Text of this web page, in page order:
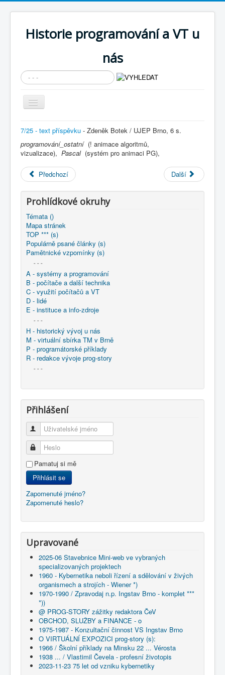
Historie programování a VT u
nás
Vyhledávání...
Přepnout
navigaci
AKTUÁLNÍ NOVINKY
Cíle expozice
Současnost SW a IT
KNIHOVNA
Historické počítače
COBOL
O nás
: větší souhrnné komplety
: Programování / Tvorba SW Ostrava - 1975-2014
1985-1994 - Prog-Tsw 2/4
1987 - Programování Ostrava (: sborník)
1987 - Programovací systémy pro animaci algoritmů
7/25 - text příspěvku - Zdeněk Botek / UJEP Brno, 6 s.
programování_ostatní (! animace algoritmů,
vizualizace), Pascal (systém pro animaci PG),
Předchozí Další
Prohlídkové okruhy
Témata ()
Mapa stránek
TOP *** (s)
Populárně psané články (s)
Pamětnické vzpomínky (s)
- - -
A - systémy a programování
B - počítače a další technika
C - využití počítačů a VT
D - lidé
E - instituce a info-zdroje
- - -
H - historický vývoj u nás
M - virtuální sbírka TM v Brně
P - programátorské příklady
R - redakce vývoje prog-story
- - -
Přihlášení
Uživatelské jméno
Heslo
Pamatuj si mě
Přihlásit se
Zapomenuté jméno?
Zapomenuté heslo?
Upravované
2025-06 Stavebnice Mini-web ve vybraných
specializovaných projektech
1960 - Kybernetika neboli řízení a sdělování v živých
organismech a strojích - Wiener *)
1970-1990 / Zpravodaj n.p. Ingstav Brno - komplet ***
*))
@ PROG-STORY zážitky redaktora ČeV
OBCHOD, SLUŽBY a FINANCE - o
1975-1987 - Konzultační činnost VS Ingstav Brno
O VIRTUÁLNÍ EXPOZICI prog-story (s):
1966 / Školní příklady na Minsku 22 ... Vérosta
1938 ... / Vlastimil Čevela - profesní životopis
2023-11-23 75 let od vzniku kybernetiky